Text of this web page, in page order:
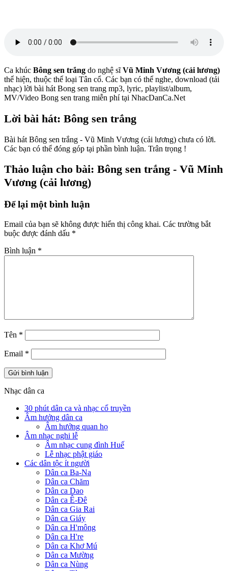
Ca khúc Bông sen trắng do nghệ sĩVũ Minh Vương (cải lương)
thể hiện, thuộc thể loại Tân cổ. Các bạn có thể nghe, download (tải
nhạc) lời bài hát Bong sen trang mp3, lyric, playlist/album,
MV/Video Bong sen trang miễn phí tại NhacDanCa.Net
Lời bài hát: Bông sen trắng
Bài hát Bông sen trắng - Vũ Minh Vương (cải lương) chưa có lời.
Các bạn có thể đóng góp tại phần bình luận. Trân trọng !
Thảo luận cho bài: Bông sen trắng - Vũ Minh
Vương (cải lương)
Để lại một bình luận
Email của bạn sẽ không được hiển thị công khai. Các trường bắt
buộc được đánh dấu *
Bình luận *
Tên *
Email *
Nhạc dân ca
30 phút dân ca và nhạc cổ truyền
Âm hưởng dân ca
Âm hưởng quan họ
Âm nhạc nghi lễ
Âm nhạc cung đình Huế
Lễ nhạc phật giáo
Các dân tộc ít người
Dân ca Ba-Na
Dân ca Chăm
Dân ca Dao
Dân ca Ê-Đê
Dân ca Gia Rai
Dân ca Giáy
Dân ca H'mông
Dân ca H're
Dân ca Khơ Mú
Dân ca Mường
Dân ca Nùng